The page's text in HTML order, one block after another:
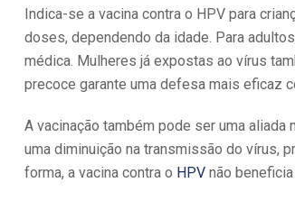
Indica-se a vacina contra o HPV para
doses, dependendo da idade. Para
médica. Mulheres já expostas ao vírus
precoce garante uma defesa mais eficaz
A vacinação também pode ser uma aliada
uma diminuição na transmissão do vírus,
forma, a vacina contra o HPV não